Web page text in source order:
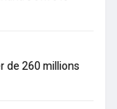
de 260 millions